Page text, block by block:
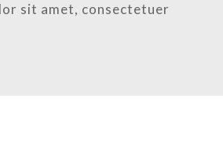
sit amet, consectetuer